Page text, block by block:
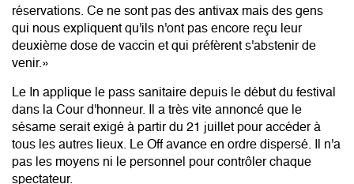
réservations. Ce ne sont pas des antivax mais des gens
qui nous expliquent qu'ils n'ont pas encore reçu leur
deuxième dose de vaccin et qui préfèrent s'abstenir de
venir.»
Le In applique le pass sanitaire depuis le début du festival
dans la Cour d'honneur. Il a très vite annoncé que le
sésame serait exigé à partir du 21 juillet pour accéder à
tous les autres lieux. Le Off avance en ordre dispersé. Il n'a
pas les moyens ni le personnel pour contrôler chaque
spectateur.